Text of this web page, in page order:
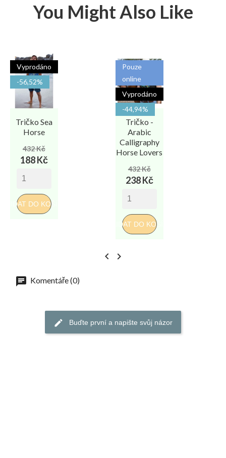
You Might Also Like
Tričko Sea
Horse
Běžná
cena
432 KčCena
188 Kč
PŘIDAT DO KOŠÍKU
Vyprodáno
-56,52%
Tričko -
Arabic
Calligraphy
Horse Lovers
Běžná
cena
432 KčCena
238 Kč
PŘIDAT DO KOŠÍKU
Pouze
online
Vyprodáno
-44,94%
 
Komentáře (0)
Buďte první a napište svůj názor